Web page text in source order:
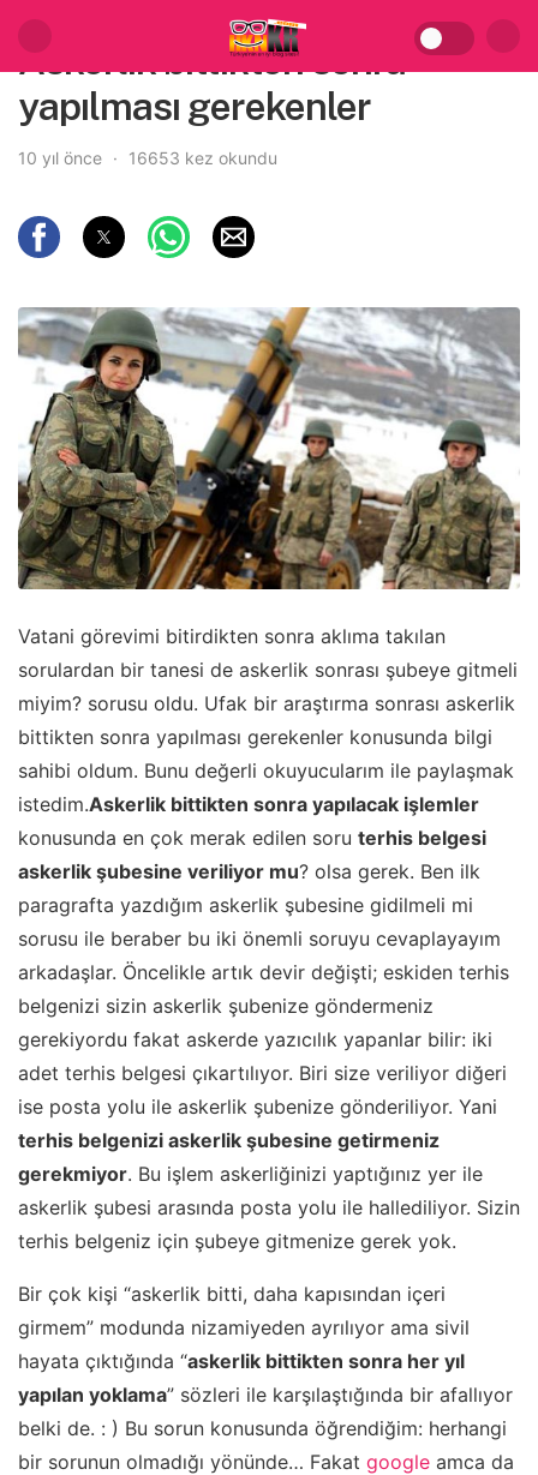
Askerlik bittikten sonra
yapılması gerekenler
10 yıl önce 16653 kez okundu
Vatani görevimi bitirdikten sonra aklıma takılan
sorulardan bir tanesi de askerlik sonrası şubeye gitmeli
miyim? sorusu oldu. Ufak bir araştırma sonrası askerlik
bittikten sonra yapılması gerekenler konusunda bilgi
sahibi oldum. Bunu değerli okuyucularım ile paylaşmak
istedim.Askerlik bittikten sonra yapılacak işlemler
konusunda en çok merak edilen soru terhis belgesi
askerlik şubesine veriliyor mu? olsa gerek. Ben ilk
paragrafta yazdığım askerlik şubesine gidilmeli mi
sorusu ile beraber bu iki önemli soruyu cevaplayayım
arkadaşlar. Öncelikle artık devir değişti; eskiden terhis
belgenizi sizin askerlik şubenize göndermeniz
gerekiyordu fakat askerde yazıcılık yapanlar bilir: iki
adet terhis belgesi çıkartılıyor. Biri size veriliyor diğeri
ise posta yolu ile askerlik şubenize gönderiliyor. Yani
terhis belgenizi askerlik şubesine getirmeniz
gerekmiyor. Bu işlem askerliğinizi yaptığınız yer ile
askerlik şubesi arasında posta yolu ile hallediliyor. Sizin
terhis belgeniz için şubeye gitmenize gerek yok.
Bir çok kişi “askerlik bitti, daha kapısından içeri
girmem” modunda nizamiyeden ayrılıyor ama sivil
hayata çıktığında “askerlik bittikten sonra her yıl
yapılan yoklama” sözleri ile karşılaştığında bir afallıyor
belki de. : ) Bu sorun konusunda öğrendiğim: herhangi
bir sorunun olmadığı yönünde… Fakat google amca da